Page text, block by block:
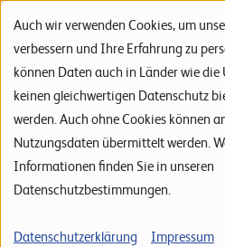
Auch wir verwenden Cookies, um
verbessern und Ihre Erfahrung zu
können Daten auch in Länder wie die
keinen gleichwertigen Datenschutz
werden. Auch ohne Cookies können
Nutzungsdaten übermittelt werden.
Informationen finden Sie in unseren
Datenschutzbestimmungen.
Datenschutzerklärung
Impressum
Zur Navigation
Zur Suche
Zum Inhalt
Hilfe für
Vorsätze